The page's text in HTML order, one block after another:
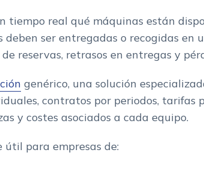
alquiler
real qué máquinas están
ser entregadas o recogidas en
reservas, retrasos en entregas y
genérico, una solución
contratos por periodos, tarifas
y costes asociados a cada equipo.
útil para empresas de: